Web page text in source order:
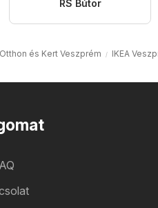
RS Bútor
Otthon és Kert Veszprém IKEA